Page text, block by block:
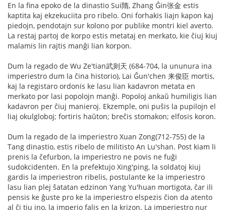
En la fina epoko de la dinastio Sui隋, Zhang Ĝin张金 estis
kaptita kaj ekzekuciita pro ribelo. Oni forhakis liajn kapon kaj
piedojn, pendotajn sur kolono por publike montri kiel averto.
La restaj partoj de korpo estis metataj en merkato, kie ĉiuj kiuj
malamis lin rajtis manĝi lian korpon.
Dum la regado de Wu Ze'tian武则天 (684-704, la ununura ina
imperiestro dum la ĉina historio), Lai Ĝun'chen 来俊臣 mortis,
kaj la registaro ordonis ke lasu lian kadavron metata en
merkato por lasi popolojn manĝi. Popoloj ankaŭ humiligis lian
kadavron per ĉiuj manieroj. Ekzemple, oni puŝis la pupilojn el
liaj okulgloboj; fortiris haŭton; breĉis stomakon; elfosis koron.
Dum la regado de la imperiestro Xuan Zong(712-755) de la
Tang dinastio, estis ribelo de militisto An Lu'shan. Post kiam li
prenis la ĉefurbon, la imperiestro ne povis ne fuĝi
sudokcidenten. En la prefektujo Xing'ping, la soldatoj kiuj
gardis la imperiestron ribelis, postulante ke la imperiestro
lasu lian plej ŝatatan edzinon Yang Yu'huan mortigota, ĉar ili
pensis ke ĝuste pro ke la imperiestro elspezis ĉion da atento
al ĉi tiu ino, la imperio falis en la krizon. La imperiestro nur